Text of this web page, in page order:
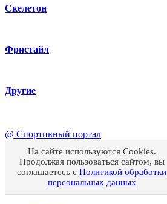
Скелетон
Фристайл
Другие
@ Спортивный портал
На сайте используются Cookies.
Продолжая пользоваться сайтом, вы
соглашаетесь с Политикой обработки
персональных данных